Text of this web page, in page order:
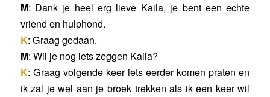
M: Dank je heel erg lieve Kaila, je bent een echte
vriend en hulphond.
K: Graag gedaan.
M: Wil je nog iets zeggen Kaila?
K: Graag volgende keer iets eerder komen praten en
ik zal je wel aan je broek trekken als ik een keer wil